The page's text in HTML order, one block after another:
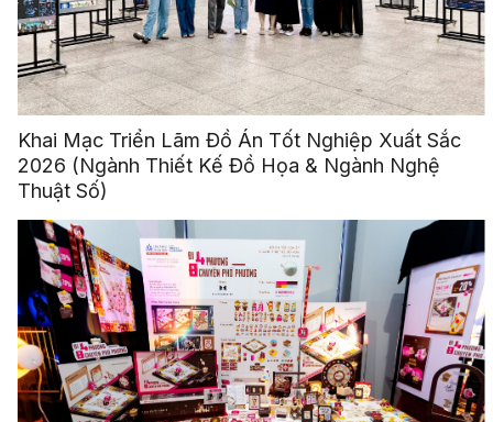
Khai Mạc Triển Lãm Đồ Án Tốt Nghiệp Xuất Sắc
2026 (Ngành Thiết Kế Đồ Họa & Ngành Nghệ
Thuật Số)